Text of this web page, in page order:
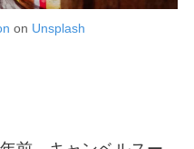
on Unsplash